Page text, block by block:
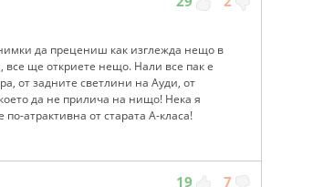
да прецениш как изглежда нещо в
все ще откриете нещо. Нали все пак е
от задните светлини на Ауди, от
да не прилича на нищо! Нека я
атрактивна от старата А-класа!
19 7